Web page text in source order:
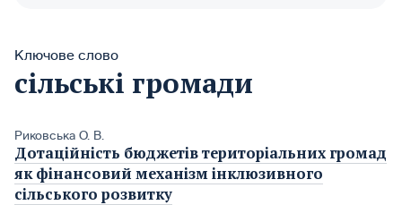
Ключове слово
сільські громади
Риковська О. В.
Дотаційність бюджетів територіальних громад
як фінансовий механізм інклюзивного
сільського розвитку